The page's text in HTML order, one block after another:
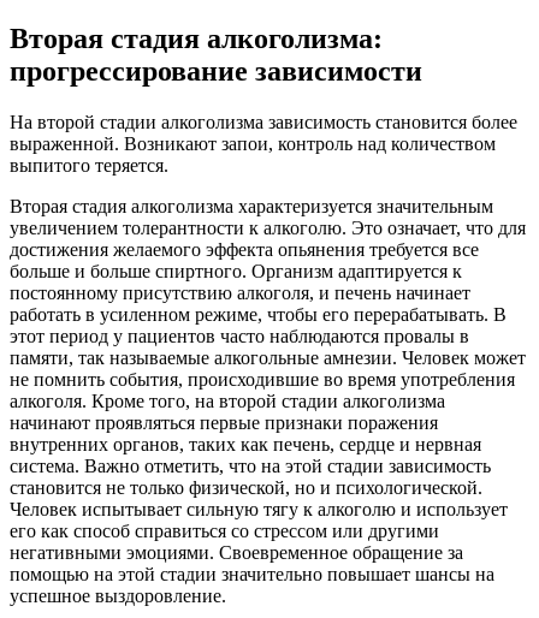
Вторая стадия алкоголизма:
прогрессирование зависимости
На второй стадии алкоголизма зависимость становится более
выраженной. Возникают запои, контроль над количеством
выпитого теряется.
Вторая стадия алкоголизма характеризуется значительным
увеличением толерантности к алкоголю. Это означает, что для
достижения желаемого эффекта опьянения требуется все
больше и больше спиртного. Организм адаптируется к
постоянному присутствию алкоголя, и печень начинает
работать в усиленном режиме, чтобы его перерабатывать. В
этот период у пациентов часто наблюдаются провалы в
памяти, так называемые алкогольные амнезии. Человек может
не помнить события, происходившие во время употребления
алкоголя. Кроме того, на второй стадии алкоголизма
начинают проявляться первые признаки поражения
внутренних органов, таких как печень, сердце и нервная
система. Важно отметить, что на этой стадии зависимость
становится не только физической, но и психологической.
Человек испытывает сильную тягу к алкоголю и использует
его как способ справиться со стрессом или другими
негативными эмоциями. Своевременное обращение за
помощью на этой стадии значительно повышает шансы на
успешное выздоровление.